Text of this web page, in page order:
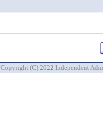
Copyright (C) 2022 Independent